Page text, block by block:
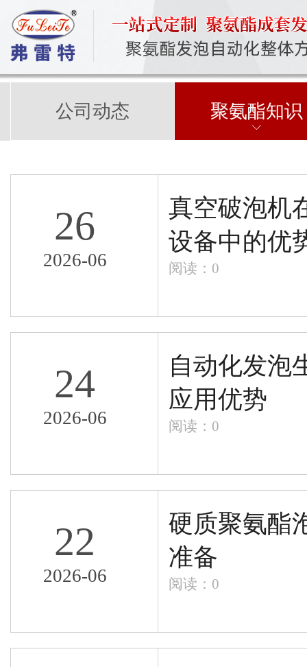
公司动态 聚氨酯知识
26
2026-06
真空破泡机
设备中的优
阅读： 0
24
2026-06
自动化发泡
应用优势
阅读： 0
22
2026-06
硬质聚氨酯
准备
阅读： 0